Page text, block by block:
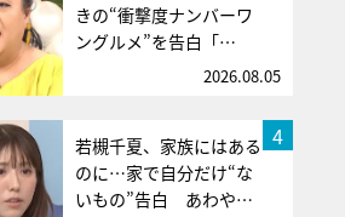
きの“衝撃度ナンバーワ
ングルメ”を告白「…
2026.08.05
4
若槻千夏、家族にはある
のに…家で自分だけ“な
いもの”告白 あわや…